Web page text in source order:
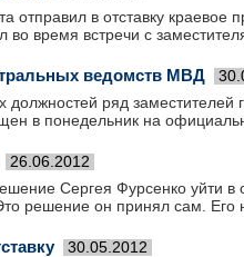
в отставку краевое
время встречи с
ведомств МВД
ряд заместителей
в понедельник на
26.06.2012
Сергея Фурсенко уйти в
решение он принял сам. Его
30.05.2012